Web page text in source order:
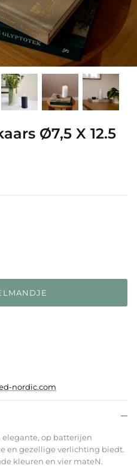
Ø7,5 X 12.5
nordic.com
elegante, op batterijen
en gezellige verlichting biedt.
kleuren en vier mateN.